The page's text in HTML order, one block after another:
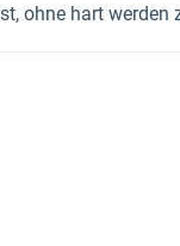
ohne hart werden